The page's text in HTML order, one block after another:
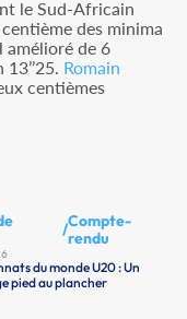
le Sud-Africain
des minima
amélioré de 6
Romain
centièmes
/Compte-
rendu
du monde U20 : Un
pied au plancher